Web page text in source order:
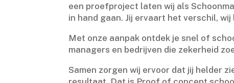
een proefproject laten wij als
in hand gaan.​ Jij ervaart het verschil,
Met onze aanpak ontdek je snel of
managers en bedrijven die zekerheid
Samen zorgen wij ervoor dat jij helder